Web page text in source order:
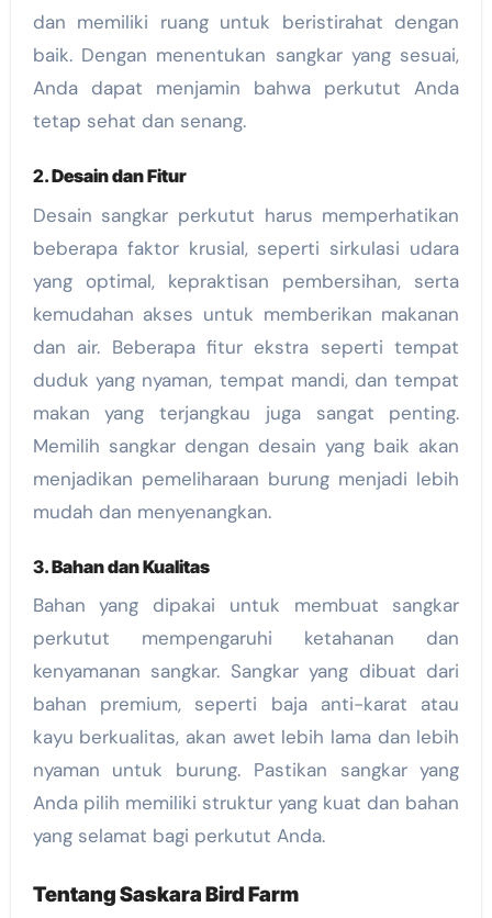
dan memiliki ruang untuk beristirahat dengan
baik. Dengan menentukan sangkar yang sesuai,
Anda dapat menjamin bahwa perkutut Anda
tetap sehat dan senang.
2.Desain dan Fitur
Desain sangkar perkutut harus memperhatikan
beberapa faktor krusial, seperti sirkulasi udara
yang optimal, kepraktisan pembersihan, serta
kemudahan akses untuk memberikan makanan
dan air. Beberapa fitur ekstra seperti tempat
duduk yang nyaman, tempat mandi, dan tempat
makan yang terjangkau juga sangat penting.
Memilih sangkar dengan desain yang baik akan
menjadikan pemeliharaan burung menjadi lebih
mudah dan menyenangkan.
3.Bahan dan Kualitas
Bahan yang dipakai untuk membuat sangkar
perkutut mempengaruhi ketahanan dan
kenyamanan sangkar. Sangkar yang dibuat dari
bahan premium, seperti baja anti-karat atau
kayu berkualitas, akan awet lebih lama dan lebih
nyaman untuk burung. Pastikan sangkar yang
Anda pilih memiliki struktur yang kuat dan bahan
yang selamat bagi perkutut Anda.
Tentang Saskara Bird Farm